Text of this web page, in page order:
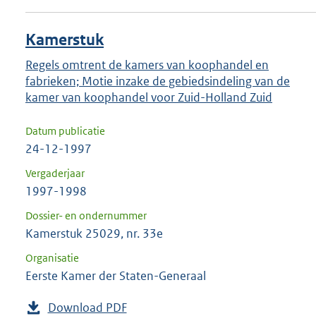
Kamerstuk
Regels omtrent de kamers van koophandel en
fabrieken; Motie inzake de gebiedsindeling van de
kamer van koophandel voor Zuid-Holland Zuid
Datum publicatie
24-12-1997
Vergaderjaar
1997-1998
Dossier- en ondernummer
Kamerstuk 25029, nr. 33e
Organisatie
Eerste Kamer der Staten-Generaal
Download PDF